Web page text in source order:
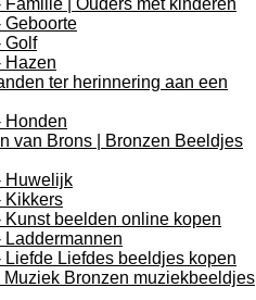
| Ouders met kinderen
Geboorte
Golf
Hazen
ter herinnering aan een
Honden
van Brons | Bronzen Beeldjes
Huwelijk
Kikkers
Kunst beelden online kopen
Laddermannen
Liefde Liefdes beeldjes kopen
Bronzen muziekbeeldjes